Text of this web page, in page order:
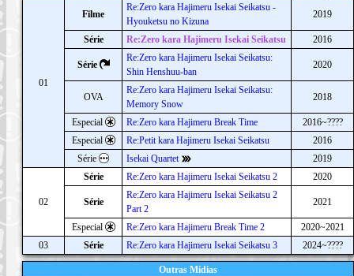
01
Filme
Re:Zero kara Hajimeru Isekai Seikatsu -
Hyouketsu no Kizuna
2019
Série Re:Zero kara Hajimeru Isekai Seikatsu 2016
Série
Re:Zero kara Hajimeru Isekai Seikatsu:
Shin Henshuu-ban
2020
OVA
Re:Zero kara Hajimeru Isekai Seikatsu:
Memory Snow
2018
Especial Re:Zero kara Hajimeru Break Time
2016~????
Especial
Re:Petit kara Hajimeru Isekai Seikatsu
2016
Série
Isekai Quartet 2019
02
Série Re:Zero kara Hajimeru Isekai Seikatsu 2 2020
Série
Re:Zero kara Hajimeru Isekai Seikatsu 2
Part 2
2021
Especial Re:Zero kara Hajimeru Break Time 2
2020~2021
03
Série Re:Zero kara Hajimeru Isekai Seikatsu 3 2024~????
Outras Mídias